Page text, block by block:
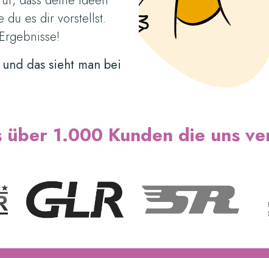
du es dir vorstellst.
das sieht man bei
über 1.000 Kunden die uns